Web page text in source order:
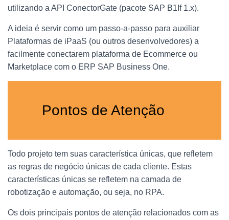
utilizando a API ConectorGate (pacote SAP B1If 1.x).
A ideia é servir como um passo-a-passo para auxiliar
Plataformas de iPaaS (ou outros desenvolvedores) a
facilmente conectarem plataforma de Ecommerce ou
Marketplace com o ERP SAP Business One.
Pontos de Atenção
Todo projeto tem suas característica únicas, que refletem
as regras de negócio únicas de cada cliente. Estas
características únicas se refletem na camada de
robotização e automação, ou seja, no RPA.
Os dois principais pontos de atenção relacionados com as